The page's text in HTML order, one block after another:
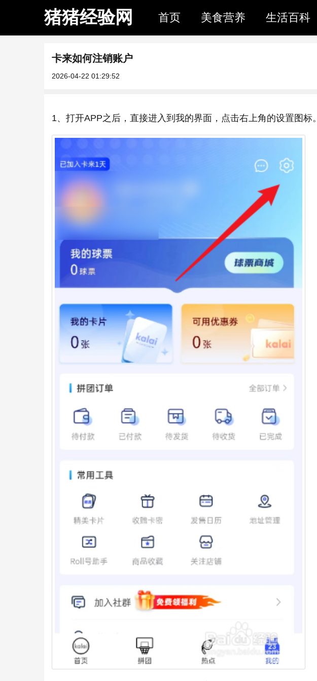
猪猪经验网 首页 美食营养 生活百科
卡来如何注销账户
2026-04-22 01:29:52
1、打开APP之后，直接进入到我的界面，点击右上角的设置图标。